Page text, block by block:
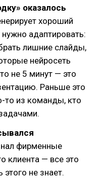
оказалось
хороший
адаптировать:
лишние слайды,
нейросеть
не 5 минут — это
Раньше это
то из команды, кто
фирменные
клиента — все это
не знает.